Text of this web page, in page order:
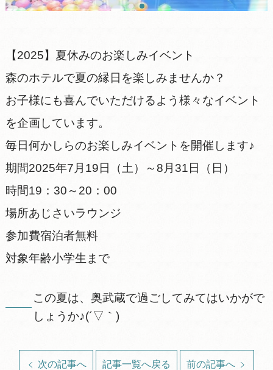
【2025】夏休みのお楽しみイベント
森のホテルで夏の縁日を楽しみませんか？
お子様にも喜んでいただけるよう様々なイベント
を企画しています。
毎日何かしらのお楽しみイベントを開催します♪
期間2025年7月19日（土）～8月31日（日）
時間19：30～20：00
場所あじさいラウンジ
参加費宿泊者無料
対象年齢小学生まで
この夏は、奥武蔵で過ごしてみてはいかがで
しょうか♪(´▽｀)
次の記事へ 記事一覧へ戻る 前の記事へ